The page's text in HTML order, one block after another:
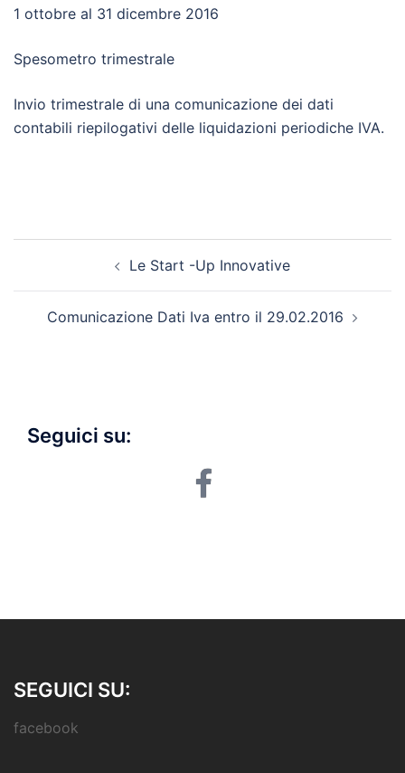
1 ottobre al 31 dicembre 2016
Spesometro trimestrale
Invio trimestrale di una comunicazione dei dati
contabili riepilogativi delle liquidazioni periodiche IVA.
navigation Le Start -Up Innovative
Comunicazione Dati Iva entro il 29.02.2016
Seguici su:
facebook
SEGUICI SU:
facebook